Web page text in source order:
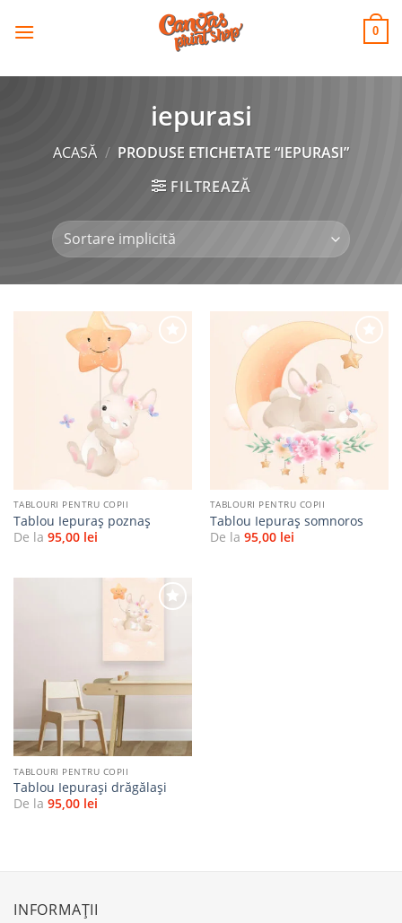
CANVAS
PRINT SHOP 0
iepurasi
ACASĂ / PRODUSE ETICHETATE “IEPURASI”
FILTREAZĂ
Adaugă
favorite
TABLOURI PENTRU COPII
Tablou Iepuraș poznaș
De la 95,00 lei
favorite
TABLOURI PENTRU COPII
Tablou Iepuraș somnoros
De la 95,00 lei
la
favorite
TABLOURI PENTRU COPII
Tablou Iepurași drăgălași
De la 95,00 lei
INFORMAȚII